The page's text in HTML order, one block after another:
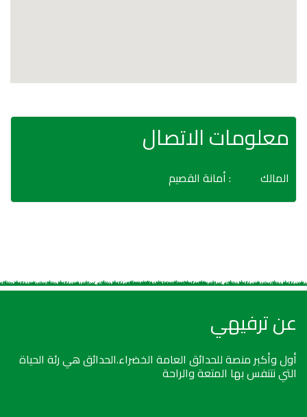
معلومات الاتصال
المالك : أمانة القصيم
عن ترفيهي
أول وأكبر منصة للحدائق العامة الخضراء.الحدائق هي رئة الحياة
التي نتنفس بها المتعة والراحة